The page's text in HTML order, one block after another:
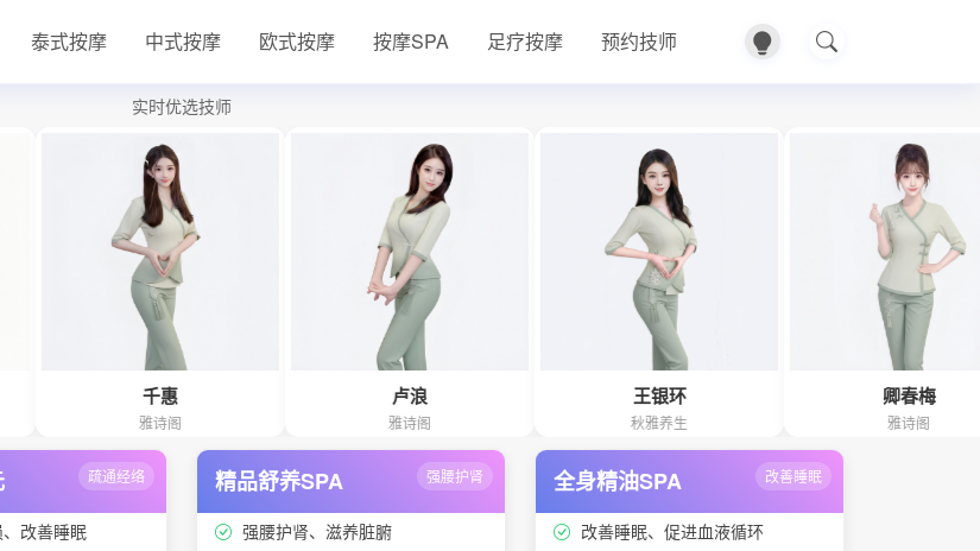
泰式按摩 中式按摩 欧式按摩 按摩SPA 足疗按摩 预约技师
实时优选技师
疏通经络
改善睡眠
精品舒养SPA 强腰护肾
强腰护肾、滋养脏腑
全身精油SPA 改善睡眠
改善睡眠、促进血液循环